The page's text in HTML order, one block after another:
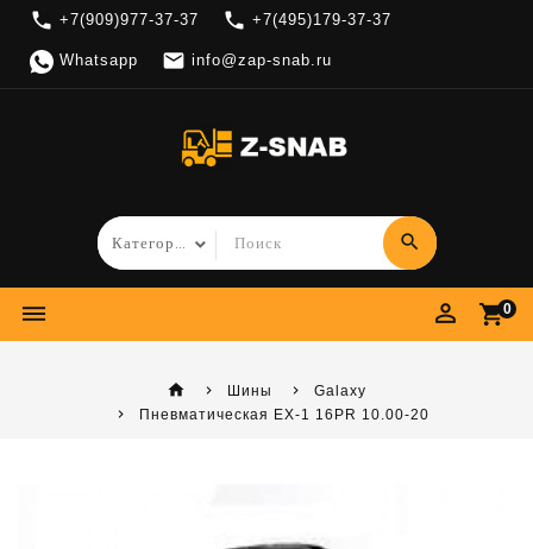
local_phone +7(909)977-37-37 local_phone +7(495)179-37-37
Whatsapp  info@zap-snab.ru
search
perm_identity shopping_cart0
dehaze
home Шины
Galaxy
Пневматическая EX-1 16PR 10.00-20